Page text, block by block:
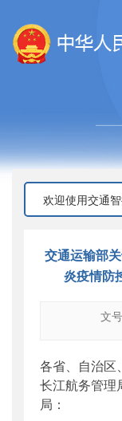
交通运输部
炎疫情防
文
公开日期：
主题词：
各省、自治区
长江航务管理
局：